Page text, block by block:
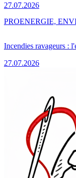
27.07.2026
Incendies ravageurs :
27.07.2026
PROENERGIE,